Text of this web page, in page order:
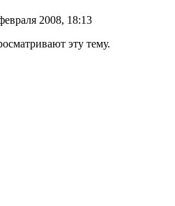
2008, 18:13
эту тему.